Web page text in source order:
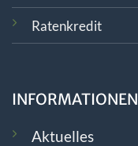
Ratenkredit
INFORMATIONEN
Aktuelles